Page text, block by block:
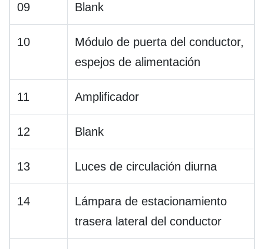
09 Blank
10
Módulo de puerta del conductor,
espejos de alimentación
11 Amplificador
12 Blank
13 Luces de circulación diurna
14
Lámpara de estacionamiento
trasera lateral del conductor